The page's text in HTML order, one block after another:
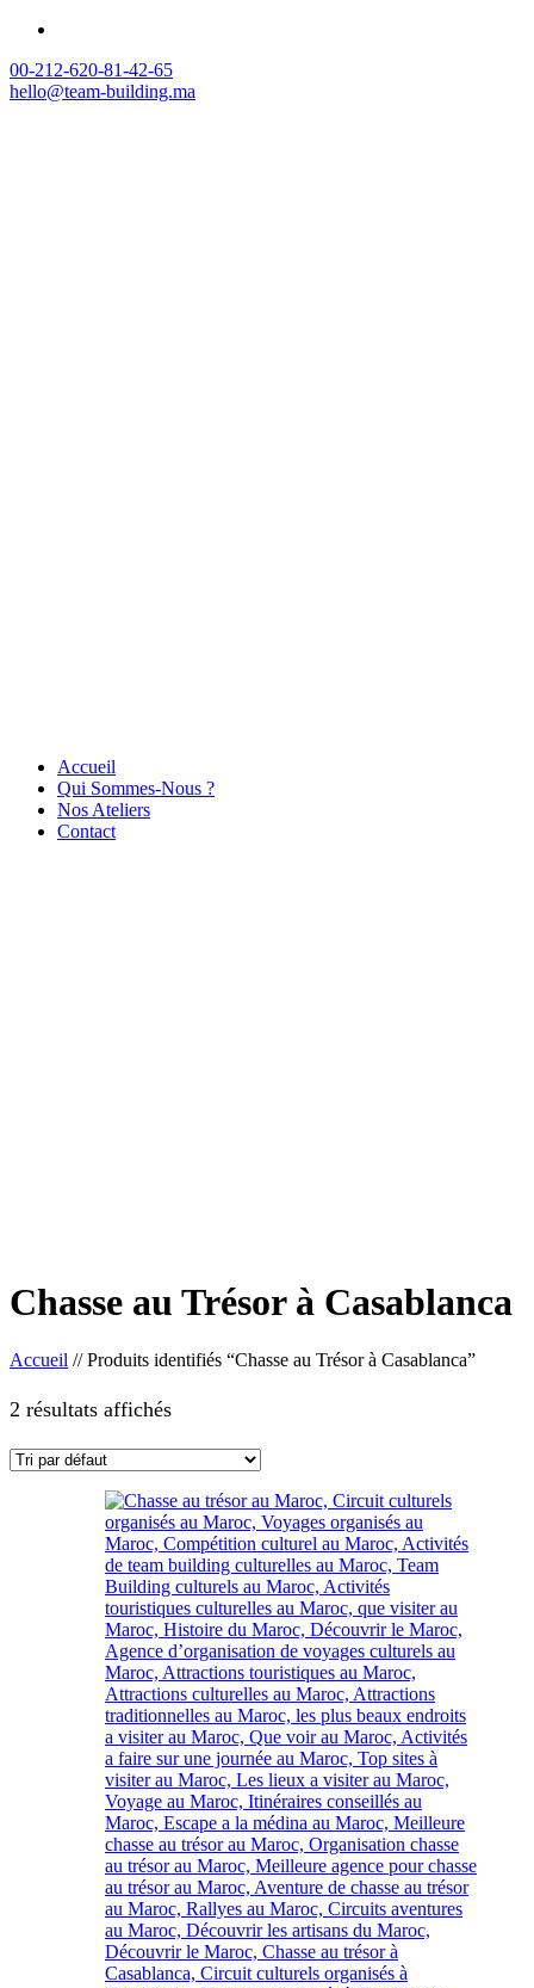
00-212-620-81-42-65
hello@team-building.ma
Accueil
Qui Sommes-Nous ?
Nos Ateliers
Contact
Chasse au Trésor à Casablanca
Accueil //Produits identifiés “Chasse au Trésor à Casablanca”
2 résultats affichés